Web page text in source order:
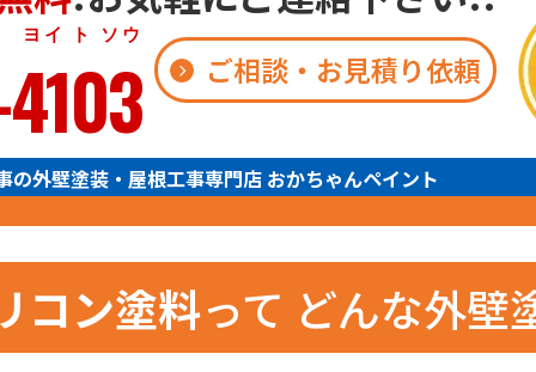
ト ソウ
ご相談・お見積り依頼
外壁塗装・屋根工事専門店 おかちゃんペイント
コン塗料って どんな外壁